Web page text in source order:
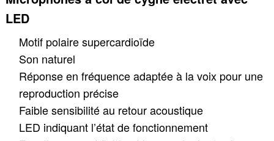
LED
Motif polaire supercardioïde
Son naturel
Réponse en fréquence adaptée à la voix pour une
reproduction précise
Faible sensibilité au retour acoustique
LED indiquant l’état de fonctionnement